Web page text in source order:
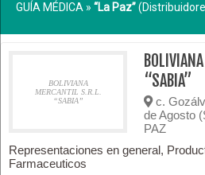
GUÍA MÉDICA » “La Paz”
BOLIVIANA
MERCANTIL S.R.L.
“SABIA”
“SABIA”
c.
de Agosto
PAZ
Representaciones en general,
Farmaceuticos